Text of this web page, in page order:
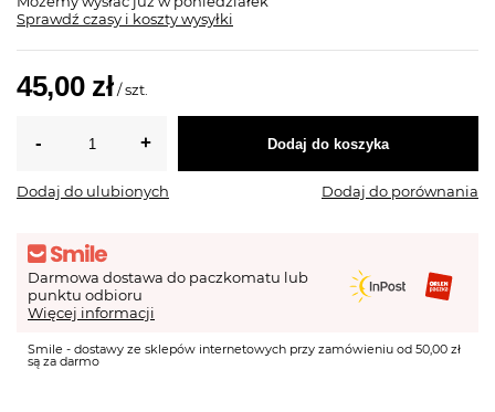
Sprawdź czasy i koszty wysyłki
45,00 zł /szt.
Dodaj do koszyka
Dodaj do ulubionych Dodaj do porównania
Darmowa dostawa do paczkomatu lub
punktu odbioru
Więcej informacji
Smile - dostawy ze sklepów internetowych przy zamówieniu od 50,00 zł
są za darmo